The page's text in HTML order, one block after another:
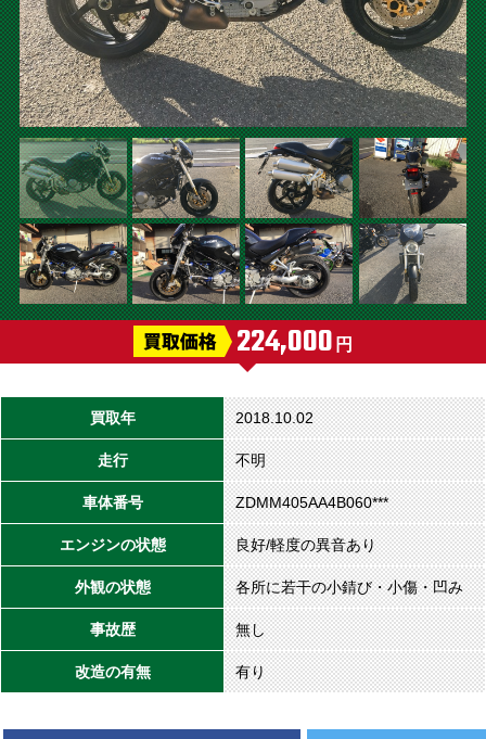
224,000 円
買取年 2018.10.02
走行 不明
車体番号 ZDMM405AA4B060***
エンジンの状態 良好/軽度の異音あり
外観の状態 各所に若干の小錆び・小傷・凹み
事故歴 無し
改造の有無 有り